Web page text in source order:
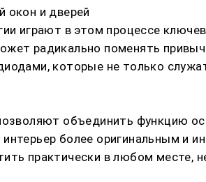
окон и дверей
играют в этом процессе
радикально поменять
которые не только
объединить функцию
более оригинальным и
практически в любом месте,